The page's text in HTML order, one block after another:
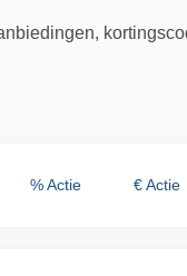
% Actie € Actie